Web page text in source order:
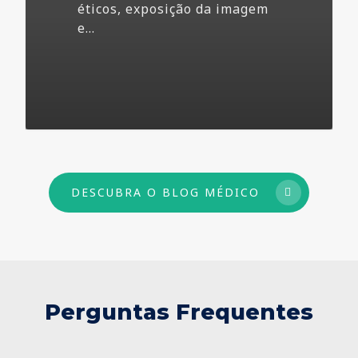
éticos, exposição da imagem
e…
DESCUBRA O BLOG MÉDICO
Perguntas Frequentes